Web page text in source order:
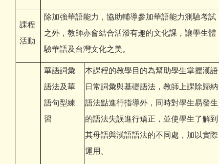
課程
活動
除加強華語能力，協助輔導參加華語能力測驗考試
之外，教師亦會結合活潑有趣的文化課，讓學生體
驗華語及台灣文化之美。
華語詞彙
語法及華
語句型練
習
本課程的教學目的為幫助學生掌握漢語
日常詞彙與基礎語法，教師上課除歸納
語法點進行指導外，同時對學生易發生
的語法失誤進行矯正，並使學生了解到
其母語與漢語語法的不同處，加以實際
運用。